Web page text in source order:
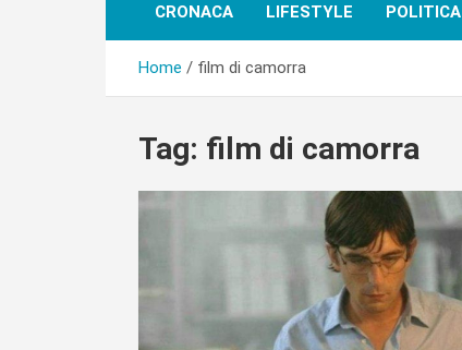
CRONACA LIFESTYLE POLITICA
Home film di camorra
Tag: film di camorra